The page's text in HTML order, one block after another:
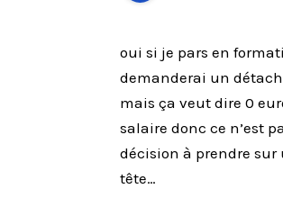
oui si je pars en
demanderai un
mais ça veut dire 0
salaire donc ce n’est
décision à prendre sur
tête…